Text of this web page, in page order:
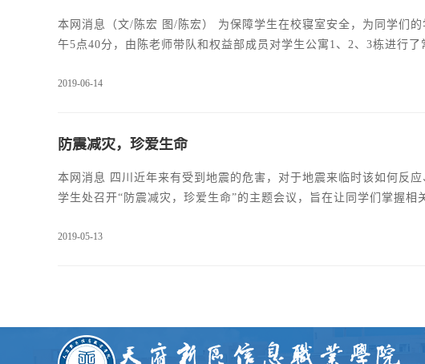
本网消息（文/陈宏 图/陈宏） 为保障学生在校寝室安全，为同学们
午5点40分，由陈老师带队和权益部成员对学生公寓1、2、3栋进行
和用电的安全。但是还是在查寝过程中发现了一些寝室依然存在违
2019-06-14
防震减灾，珍爱生命
本网消息 四川近年来有受到地震的危害，对于地震来临时该如何反
学生处召开“防震减灾，珍爱生命”的主题会议，旨在让同学们掌握
震减灾。(一）面临地震，如何做好防震减灾?1、地震发生时，至关
2019-05-13